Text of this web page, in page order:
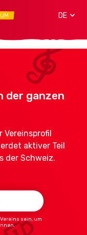
DE
der ganzen
Vereinsprofil
aktiver Teil
der Schweiz.
sein, um